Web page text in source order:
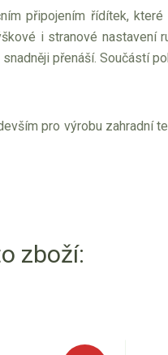
připojením řídítek,
i stranové
přenáší. Součástí
pro výrobu zahradní
zboží: